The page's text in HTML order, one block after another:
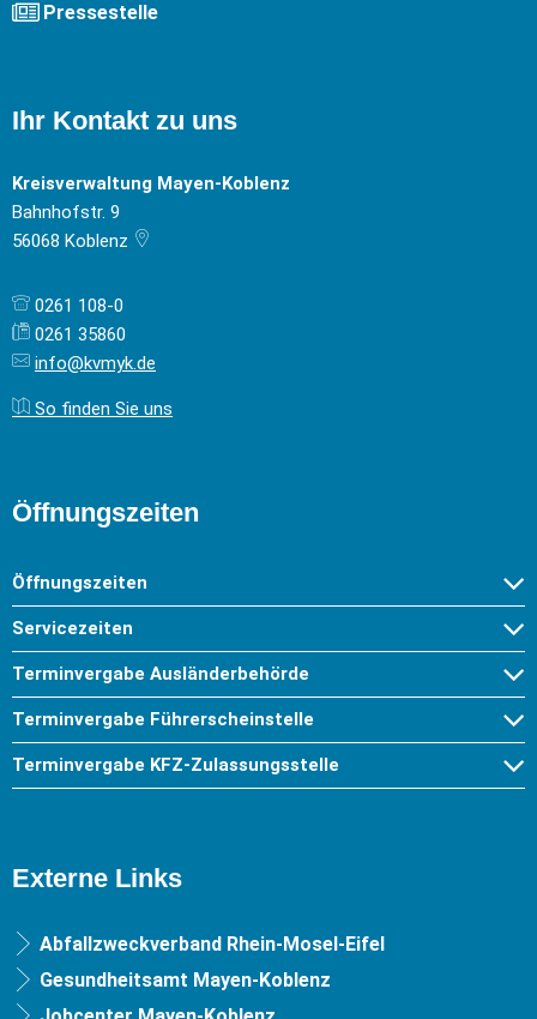
Pressestelle
Ihr Kontakt zu uns
Kreisverwaltung Mayen-Koblenz
Bahnhofstr. 9
56068 Koblenz
0261 108-0
0261 35860
info@kvmyk.de
So finden Sie uns
Öffnungszeiten
Öffnungszeiten
Servicezeiten
Terminvergabe Ausländerbehörde
Terminvergabe Führerscheinstelle
Terminvergabe KFZ-Zulassungsstelle
Externe Links
Abfallzweckverband Rhein-Mosel-Eifel
Gesundheitsamt Mayen-Koblenz